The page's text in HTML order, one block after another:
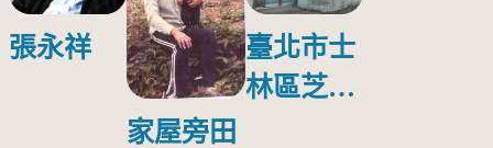
張永祥
家屋旁田
臺北市士
林區芝山